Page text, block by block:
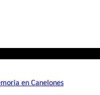
en Canelones